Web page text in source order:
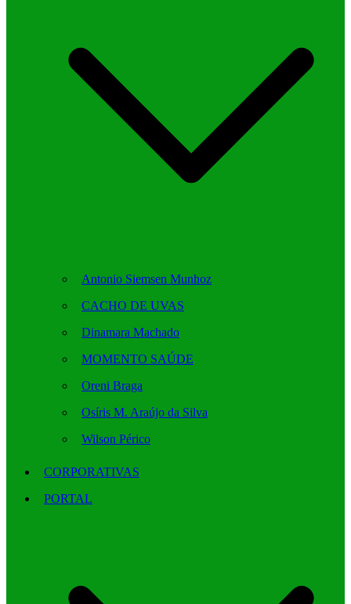
Antonio Siemsen Munhoz
CACHO DE UVAS
Dinamara Machado
MOMENTO SAÚDE
Oreni Braga
Osíris M. Araújo da Silva
Wilson Périco
CORPORATIVAS
PORTAL